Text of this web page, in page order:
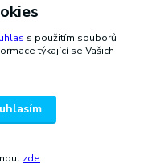
s použitím souborů
týkající se Vašich
zde.